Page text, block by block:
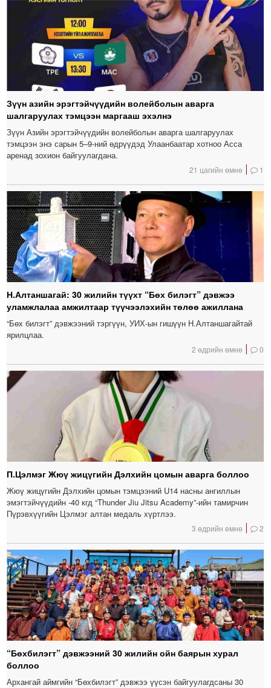
Зүүн азийн эрэгтэйчүүдийн волейболын аварга
шалгаруулах тэмцээн маргааш эхэлнэ
Зүүн Азийн эрэгтэйчүүдийн волейболын аварга шалгаруулах
тэмцээн энэ сарын 5–9-ний өдрүүдэд Улаанбаатар хотноо Асса
аренад зохион байгуулагдана.
21 цагийн өмнө 1
Н.Алтаншагай: 30 жилийн түүхт “Бөх билэгт” дэвжээ
уламжлалаа амжилтаар түүчээлэхийн төлөө ажиллана
“Бөх билэгт” дэвжээний тэргүүн, УИХ-ын гишүүн Н.Алтаншагайтай
ярилцлаа.
2 өдрийн өмнө 0
П.Цэлмэг Жюү жицүгийн Дэлхийн цомын аварга боллоо
Жюү жицүгийн Дэлхийн цомын тэмцээний U14 насны ангиллын
эмэгтэйчүүдийн -40 кгд “Thunder Jiu Jitsu Academy”-ийн тамирчин
Пүрэвхүүгийн Цэлмэг алтан медаль хүртлээ.
3 өдрийн өмнө 2
“Бөхбилэгт” дэвжээний 30 жилийн ойн баярын хурал
боллоо
Архангай аймгийн “Бөхбилэгт” дэвжээ үүсэн байгуулагдсаны 30